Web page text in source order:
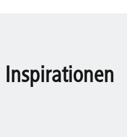
Inspirationen